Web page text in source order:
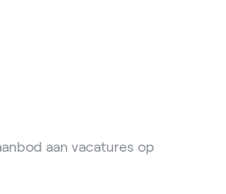
aan vacatures op